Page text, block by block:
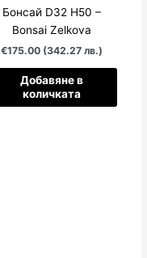
Бонсай D32 H50 –
Bonsai Zelkova
€175.00 (342.27 лв.)
Добавяне в
количката